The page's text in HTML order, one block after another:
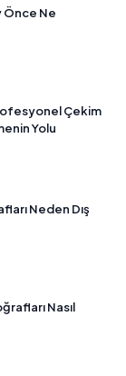
Önce Ne
Çekim
Yolu
Neden Dış
Nasıl